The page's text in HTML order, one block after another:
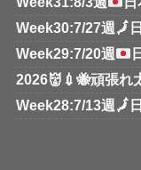
Week30:7/27週 🗾
Week29:7/20週
2026👹💉🐝頑張れ
Week28:7/13週 🗾